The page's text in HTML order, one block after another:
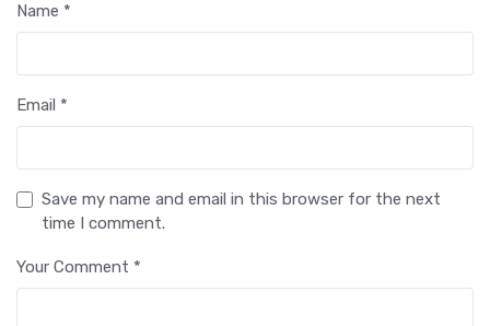
Name *
Email *
Save my name and email in this browser for the next
time I comment.
Your Comment *